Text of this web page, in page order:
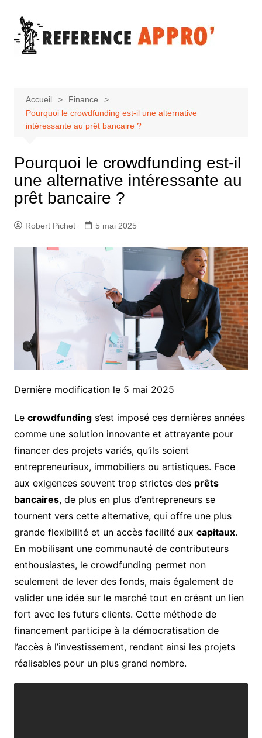
contenu
Accueil
Finance
Pourquoi le crowdfunding est-il une alternative
intéressante au prêt bancaire ?
Pourquoi le crowdfunding est-il
une alternative intéressante au
prêt bancaire ?
Robert Pichet 5 mai 2025
Dernière modification le 5 mai 2025
Le crowdfundings’est imposé ces dernières années
comme une solution innovante et attrayante pour
financer des projets variés, qu’ils soient
entrepreneuriaux, immobiliers ou artistiques. Face
aux exigences souvent trop strictes des prêts
bancaires, de plus en plus d’entrepreneurs se
tournent vers cette alternative, qui offre une plus
grande flexibilité et un accès facilité aux capitaux.
En mobilisant une communauté de contributeurs
enthousiastes, le crowdfunding permet non
seulement de lever des fonds, mais également de
valider une idée sur le marché tout en créant un lien
fort avec les futurs clients. Cette méthode de
financement participe à la démocratisation de
l’accès à l’investissement, rendant ainsi les projets
réalisables pour un plus grand nombre.